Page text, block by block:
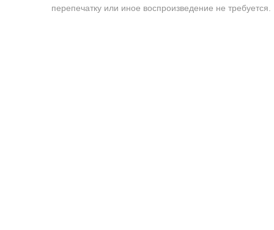
перепечатку или иное воспроизведение не требуется.